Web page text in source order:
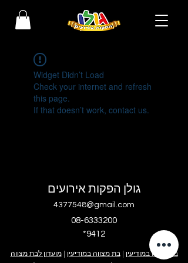
Widget Didn’t Load
Check your internet and refresh
this page.
If that doesn’t work, contact us.
גולן הפקות אירועים
4377548@gmail.com
08-6333200
בר מצווה במודיעין |בת מצווה במודיעין |מועדון לבת מצווה
*9412